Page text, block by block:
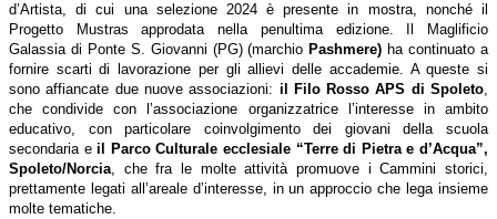
d’Artista, di cui una selezione 2024 è presente in mostra, nonché il
Progetto Mustras approdata nella penultima edizione. Il Maglificio
Galassia di Ponte S. Giovanni (PG) (marchio Pashmere) ha continuato a
fornire scarti di lavorazione per gli allievi delle accademie. A queste si
sono affiancate due nuove associazioni: il Filo Rosso APS di Spoleto,
che condivide con l’associazione organizzatrice l’interesse in ambito
educativo, con particolare coinvolgimento dei giovani della scuola
secondaria eil Parco Culturale ecclesiale “Terre di Pietra e d’Acqua”,
Spoleto/Norcia, che fra le molte attività promuove i Cammini storici,
prettamente legati all’areale d’interesse, in un approccio che lega insieme
molte tematiche.